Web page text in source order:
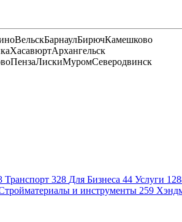
ВельскБарнаулБирючКамешково
ХасавюртАрхангельск
ПензаЛискиМуромСеверодвинск
Транспорт 328 Для Бизнеса 44 Услуги
и инструменты 259